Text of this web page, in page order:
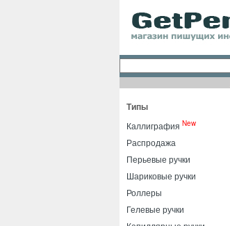
Типы
Каллиграфия New
Распродажа
Перьевые ручки
Шариковые ручки
Роллеры
Гелевые ручки